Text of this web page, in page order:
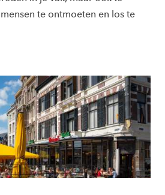
te ontmoeten en los te